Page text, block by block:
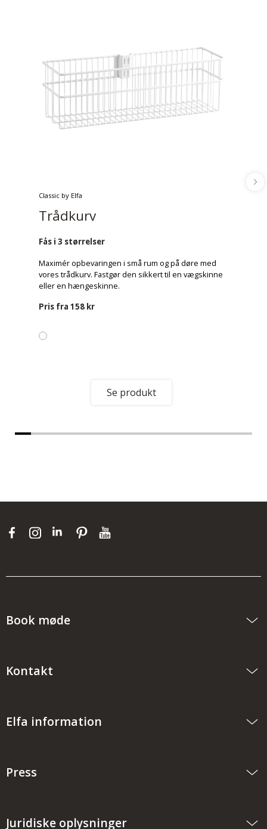
Classic by Elfa
Trådkurv
Fås i 3 størrelser
Maximér opbevaringen i små rum og på døre med
vores trådkurv. Fastgør den sikkert til en vægskinne
eller en hængeskinne.
Pris fra 158 kr
Se produkt
Book møde
Kontakt
Elfa information
Press
Juridiske oplysninger